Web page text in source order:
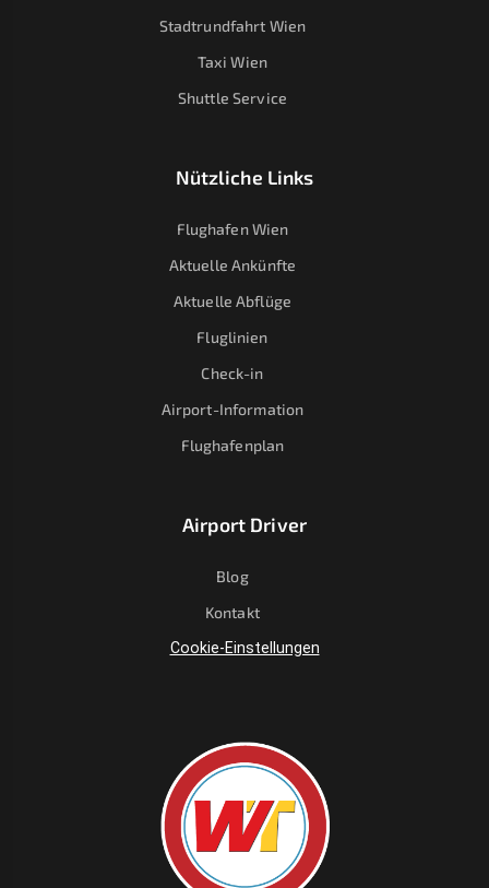
Stadtrundfahrt Wien
Taxi Wien
Shuttle Service
Nützliche Links
Flughafen Wien
Aktuelle Ankünfte
Aktuelle Abflüge
Fluglinien
Check-in
Airport-Information
Flughafenplan
Airport Driver
Blog
Kontakt
Cookie-Einstellungen